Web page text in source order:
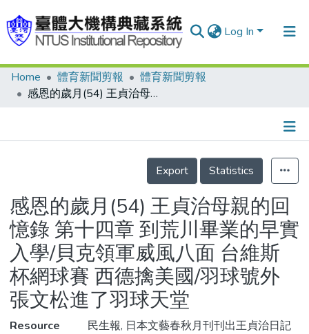
Log In
Communities & Collections
Statistics
Home 體育新聞剪報
體育新聞剪報
感恩的歲月(54) 王貞治母親的回憶錄 第十四章 到荒川畢業的早實入學/貝克領軍威風八面 台維斯杯網球賽 西德擒美國/羽球號外 張文松進了羽球天堂
Details
Export
Statistics
感恩的歲月(54) 王貞治母親的回
憶錄 第十四章 到荒川畢業的早實
入學/貝克領軍威風八面 台維斯
杯網球賽 西德擒美國/羽球號外
張文松進了羽球天堂
Resource
民生報, 日本文藝春秋月刊刊出王貞治日記